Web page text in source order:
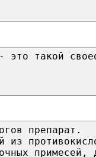
это такой
препарат.
из
примесей,